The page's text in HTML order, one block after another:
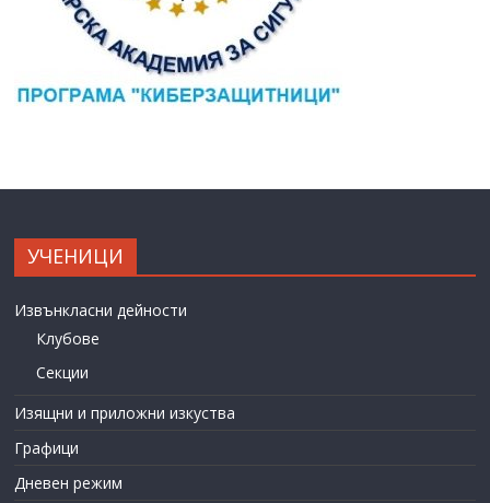
УЧЕНИЦИ
Извънкласни дейности
Клубове
Секции
Изящни и приложни изкуства
Графици
Дневен режим